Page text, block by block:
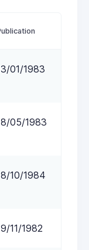
01/1983
05/1983
10/1984
11/1982